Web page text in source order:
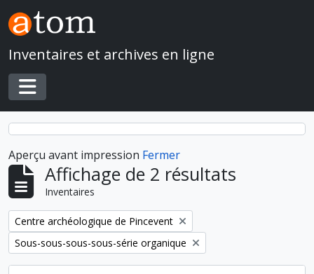
Skip to main content
Inventaires et archives en ligne
Toggle navigation
Aperçu avant impression Fermer
Affichage de 2 résultats
Inventaires
Remove filter:
Centre archéologique de Pincevent
Remove filter:
Sous-sous-sous-sous-série organique